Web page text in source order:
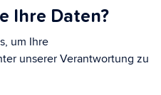
Ihre Daten?
um Ihre
unserer Verantwortung zu